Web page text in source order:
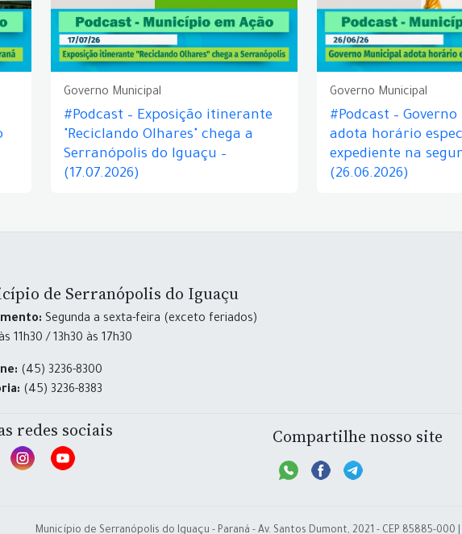
Governo Municipal
#Podcast – Exposição itinerante
"Reciclando Olhares" chega a
Serranópolis do Iguaçu –
(17.07.2026)
Governo Municipal
#Podcast –
adota horário
expediente na
(26.06.2026)
de Serranópolis do Iguaçu
Segunda a sexta-feira (exceto feriados)
11h30 / 13h30 às 17h30
(45) 3236-8300
(45) 3236-8383
redes sociais Compartilhe nosso site
Município de Serranópolis do Iguaçu - Paraná - Av. Santos Dumont, 2021 - CEP 85885-000 |